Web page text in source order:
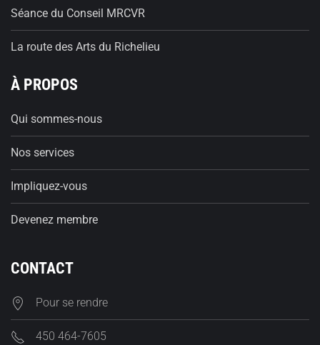
Séance du Conseil MRCVR
La route des Arts du Richelieu
À PROPOS
Qui sommes-nous
Nos services
Impliquez-vous
Devenez membre
CONTACT
Pour se rendre
450 464-7605